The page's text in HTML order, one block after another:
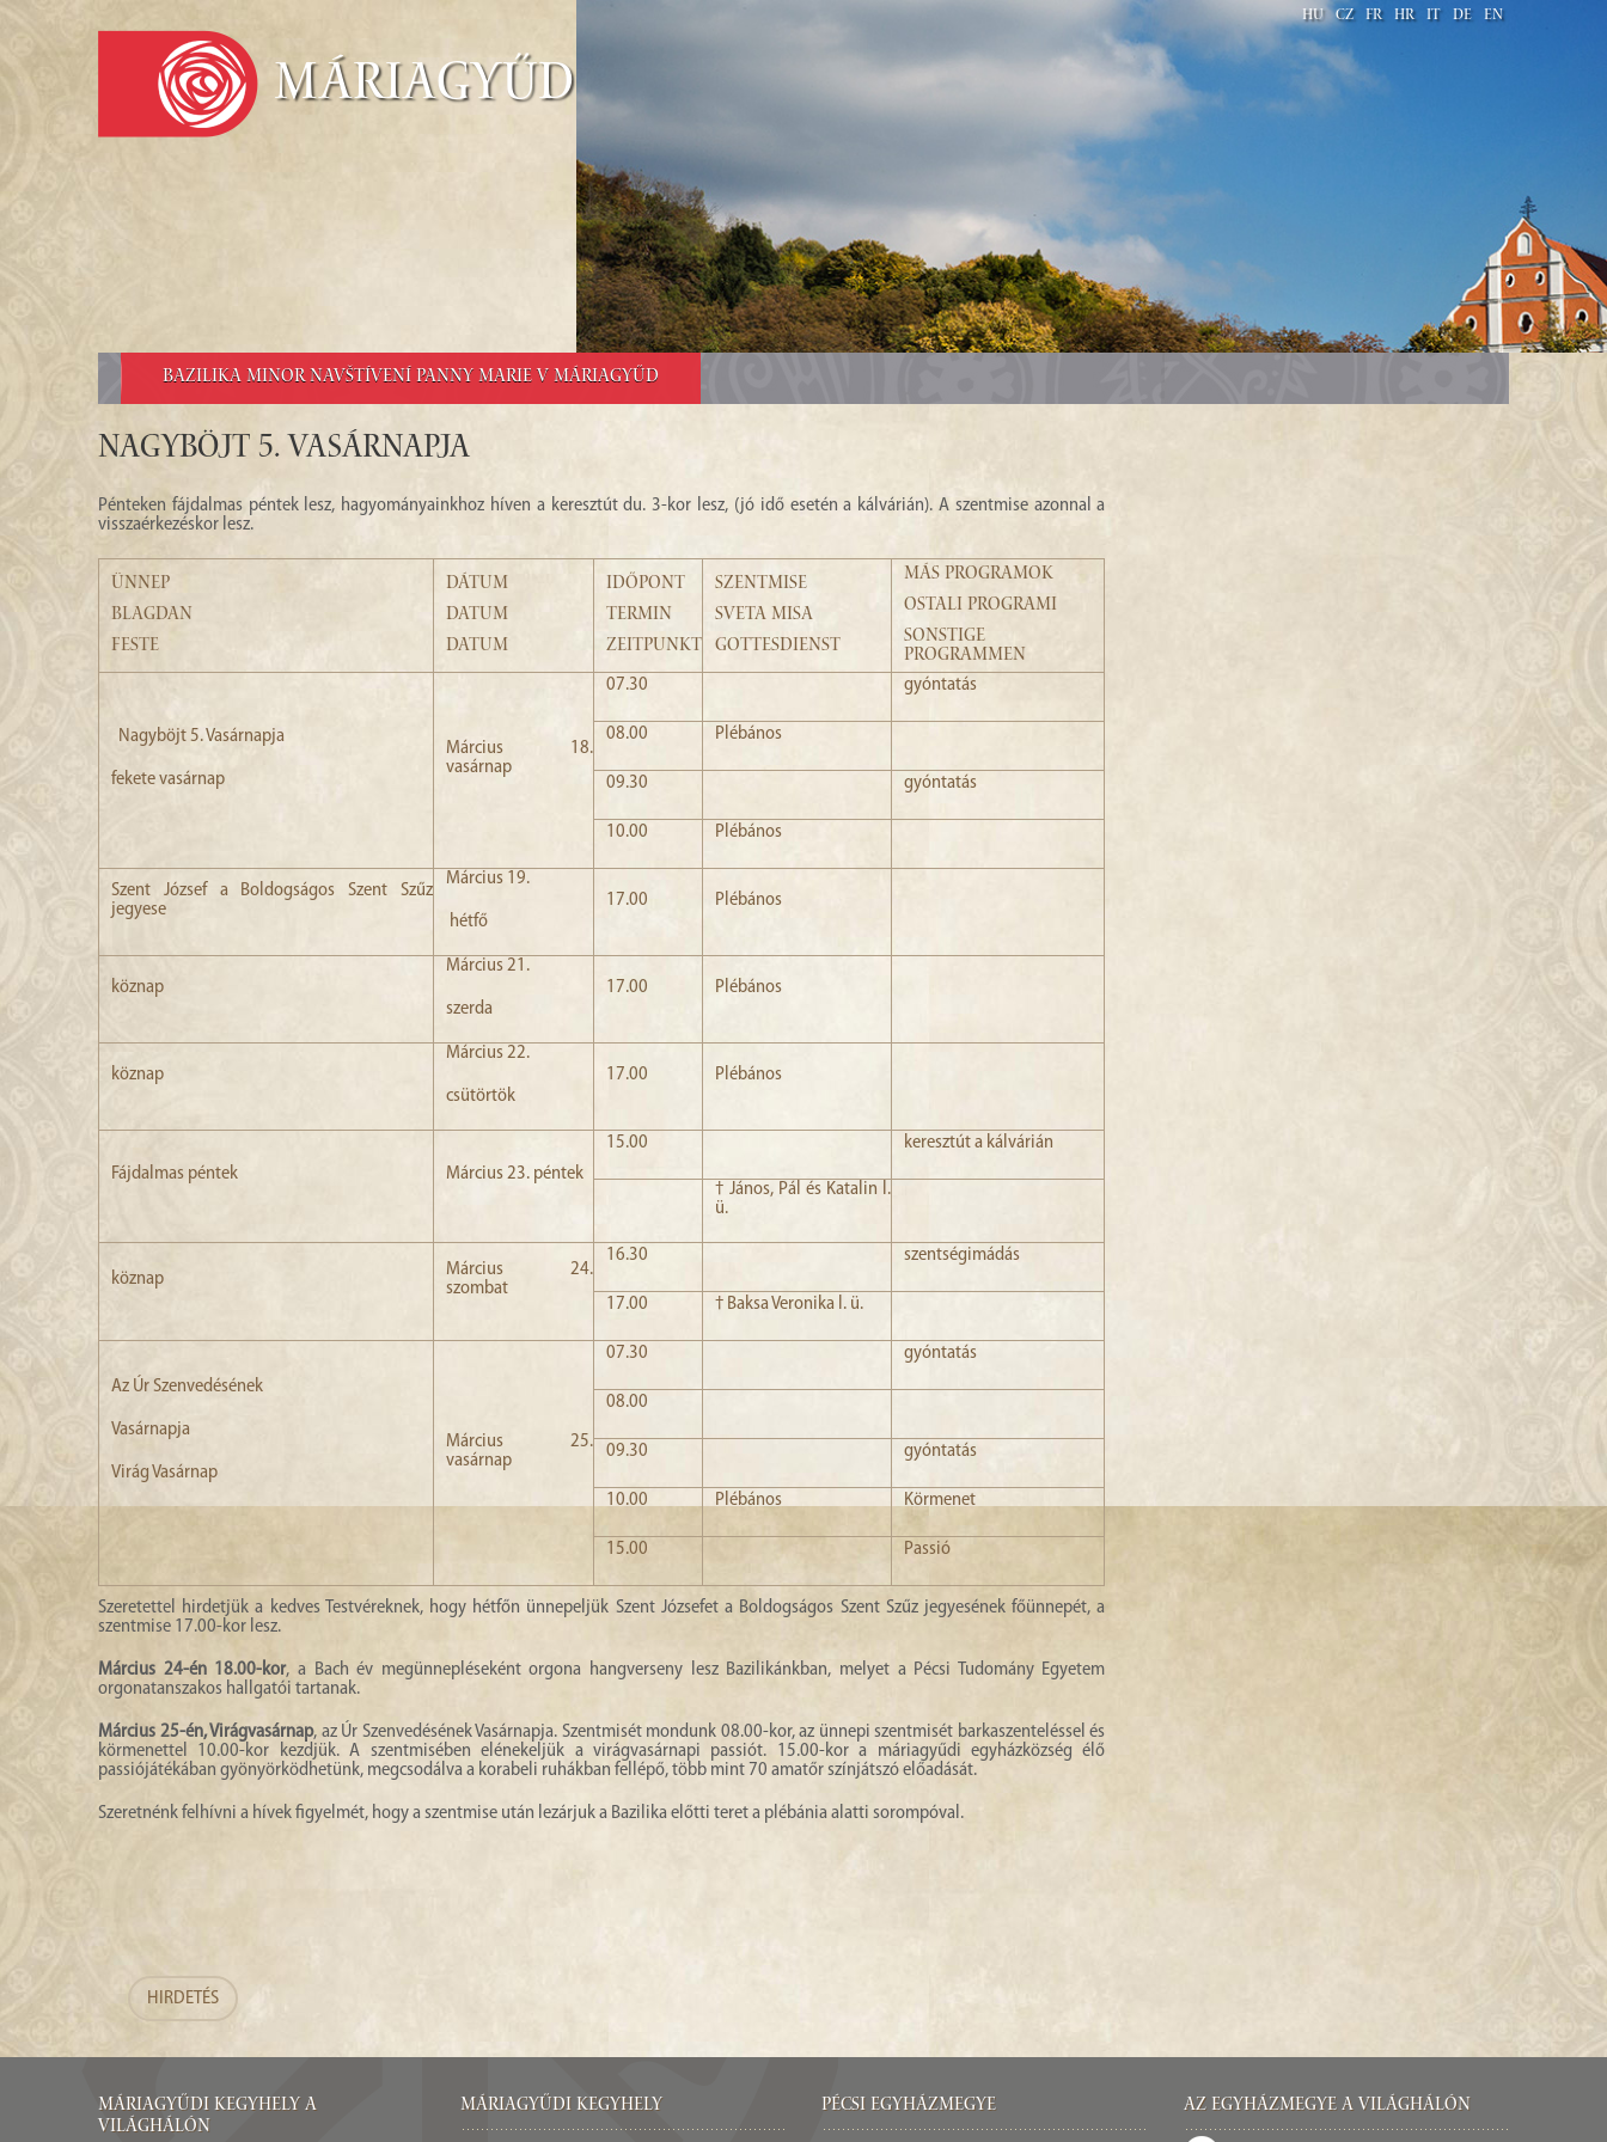
HU CZ FR HR IT DE EN
Máriagyűd
BAZILIKA MINOR NAVŠTÍVENÍ PANNY MARIE V MÁRIAGYŰD
Nagyböjt 5. Vasárnapja
Pénteken fájdalmas péntek lesz, hagyományainkhoz híven a keresztút du. 3-kor lesz, (jó idő esetén a kálvárián). A szentmise azonnal a
visszaérkezéskor lesz.
ÜNNEP
BLAGDAN
FESTE
DÁTUM
DATUM
DATUM
IDŐPONT
TERMIN
ZEITPUNKT
SZENTMISE
SVETA MISA
GOTTESDIENST
MÁS PROGRAMOK
OSTALI PROGRAMI
SONSTIGE
PROGRAMMEN
Nagyböjt 5. Vasárnapja
fekete vasárnap
Március 18.
vasárnap
07.30 gyóntatás
08.00 Plébános
09.30 gyóntatás
10.00 Plébános
Szent József a Boldogságos Szent Szűz
jegyese
Március 19.
hétfő
17.00 Plébános
köznap
Március 21.
szerda
17.00 Plébános
köznap
Március 22.
csütörtök
17.00 Plébános
Fájdalmas péntek Március 23. péntek
15.00 keresztút a kálvárián
† János, Pál és Katalin l.
ü.
köznap
Március 24.
szombat
16.30 szentségimádás
17.00 † Baksa Veronika l. ü.
Az Úr Szenvedésének
Vasárnapja
Virág Vasárnap
Március 25.
vasárnap
07.30 gyóntatás
08.00
09.30 gyóntatás
10.00 Plébános Körmenet
15.00 Passió
Szeretettel hirdetjük a kedves Testvéreknek, hogy hétfőn ünnepeljük Szent Józsefet a Boldogságos Szent Szűz jegyesének főünnepét, a
szentmise 17.00-kor lesz.
Március 24-én 18.00-kor, a Bach év megünnepléseként orgona hangverseny lesz Bazilikánkban, melyet a Pécsi Tudomány Egyetem
orgonatanszakos hallgatói tartanak.
Március 25-én, Virágvasárnap, az Úr Szenvedésének Vasárnapja. Szentmisét mondunk 08.00-kor, az ünnepi szentmisét barkaszenteléssel és
körmenettel 10.00-kor kezdjük. A szentmisében elénekeljük a virágvasárnapi passiót. 15.00-kor a máriagyűdi egyházközség élő
passiójátékában gyönyörködhetünk, megcsodálva a korabeli ruhákban fellépő, több mint 70 amatőr színjátszó előadását.
Szeretnénk felhívni a hívek figyelmét, hogy a szentmise után lezárjuk a Bazilika előtti teret a plébánia alatti sorompóval.
HIRDETÉS
Máriagyűdi Kegyhely a
világhálón
Máriagyűdi Kegyhely Pécsi egyházmegye Az Egyházmegye a világhálón